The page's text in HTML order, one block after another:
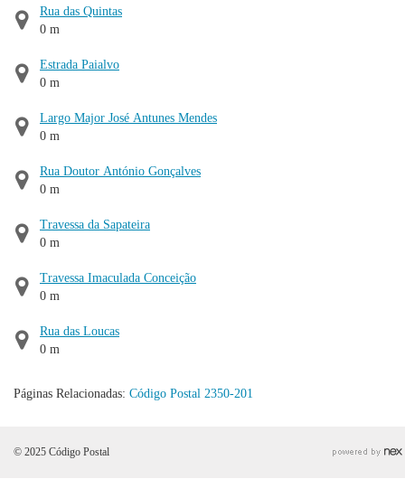
Rua das Quintas
0 m
Estrada Paialvo
0 m
Largo Major José Antunes Mendes
0 m
Rua Doutor António Gonçalves
0 m
Travessa da Sapateira
0 m
Travessa Imaculada Conceição
0 m
Rua das Loucas
0 m
Páginas Relacionadas: Código Postal 2350-201
© 2025 Código Postal